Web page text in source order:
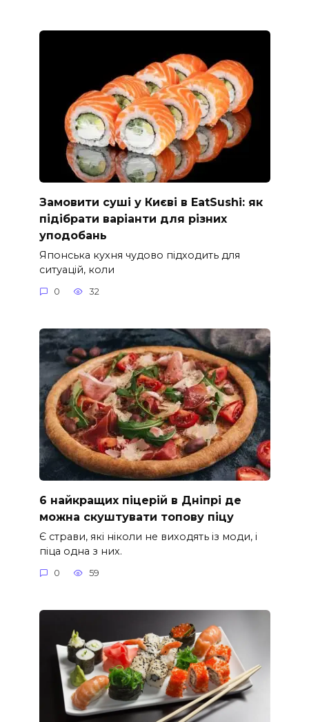
Замовити суші у Києві в EatSushi: як
підібрати варіанти для різних
уподобань
Японська кухня чудово підходить для
ситуацій, коли
0 32
6 найкращих піцерій в Дніпрі де
можна скуштувати топову піцу
Є страви, які ніколи не виходять із моди, і
піца одна з них.
0 59